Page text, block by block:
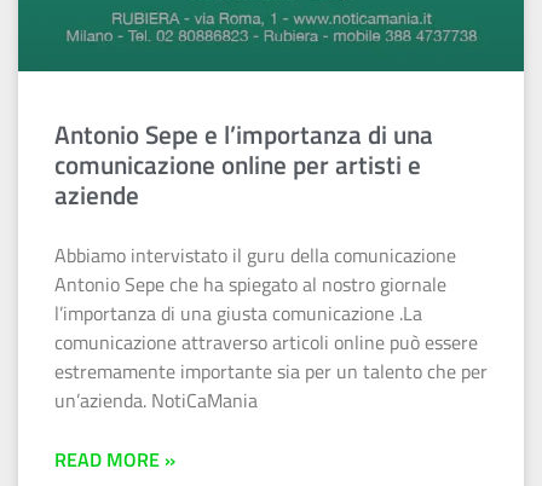
Antonio Sepe e l’importanza di una
comunicazione online per artisti e
aziende
Abbiamo intervistato il guru della comunicazione
Antonio Sepe che ha spiegato al nostro giornale
l’importanza di una giusta comunicazione .La
comunicazione attraverso articoli online può essere
estremamente importante sia per un talento che per
un’azienda. NotiCaMania
READ MORE »